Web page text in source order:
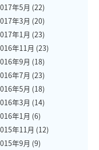
年5月 (22)
年3月 (20)
年1月 (23)
年11月 (23)
年9月 (18)
年7月 (23)
年5月 (18)
年3月 (14)
年1月 (6)
年11月 (12)
年9月 (9)